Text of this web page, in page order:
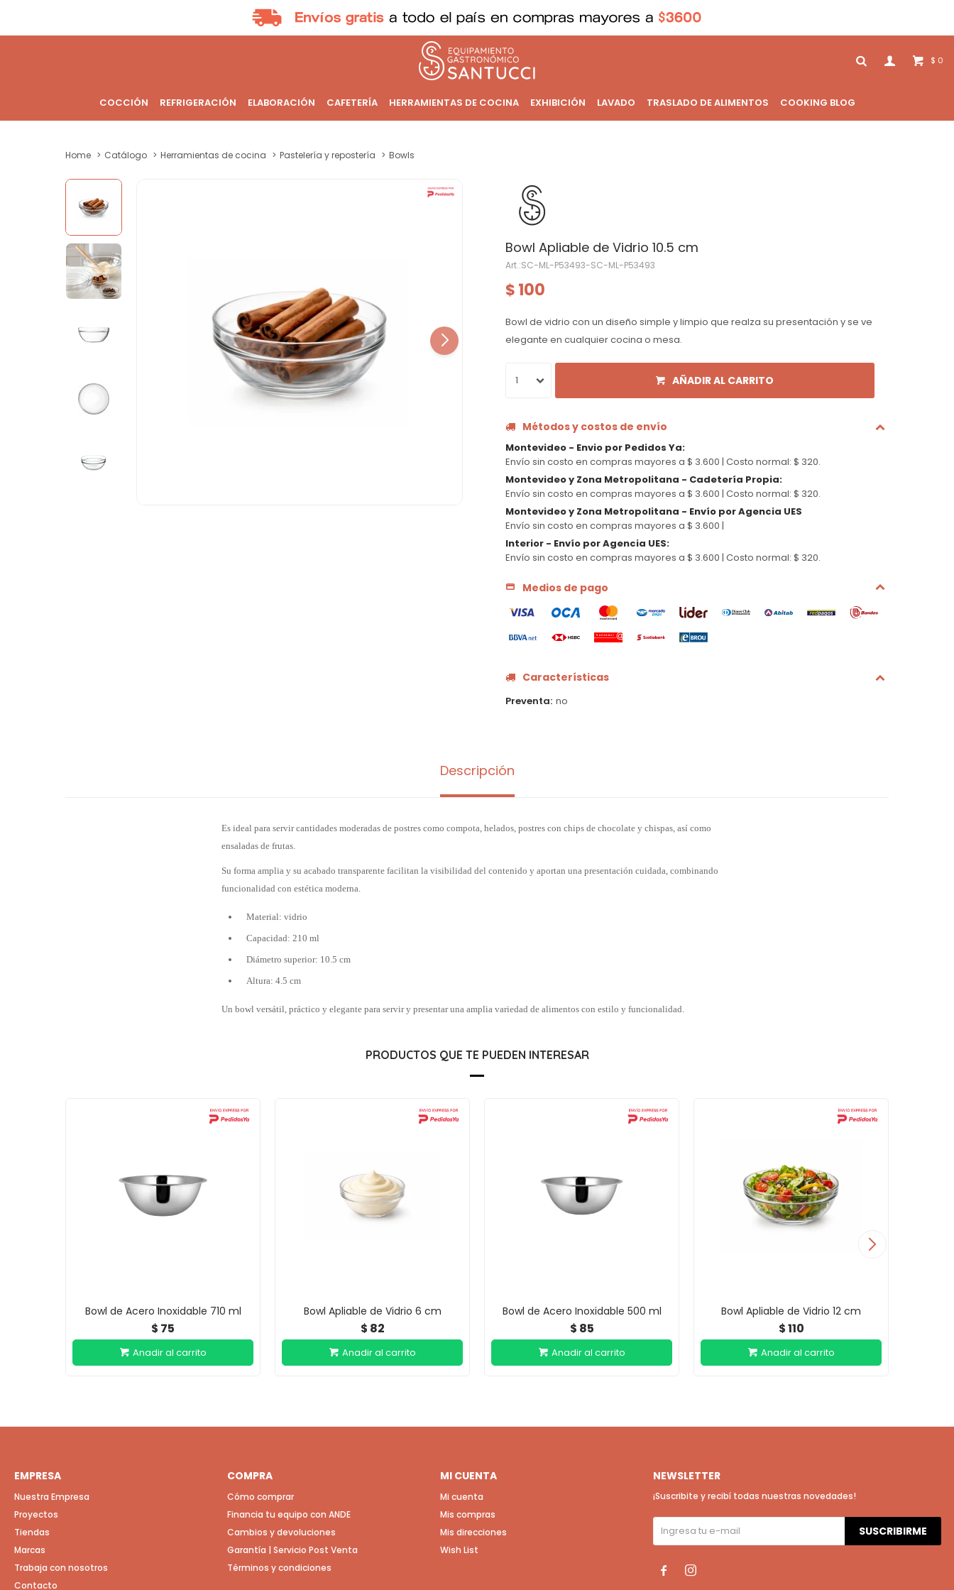
COCCIÓN REFRIGERACIÓN ELABORACIÓN CAFETERÍA HERRAMIENTAS DE COCINA EXHIBICIÓN LAVADO TRASLADO DE ALIMENTOS COOKING BLOG
$ 0
Home Catálogo Herramientas de cocina Pastelería y repostería Bowls
Bowl Apliable de Vidrio 10.5 cm
SC-ML-P53493-SC-ML-P53493
$ 100
Bowl de vidrio con un diseño simple y limpio que realza su presentación y se ve
elegante en cualquier cocina o mesa.
1 AÑADIR AL CARRITO
Métodos y costos de envío
Montevideo - Envio por Pedidos Ya:
Envío sin costo en compras mayores a $ 3.600 | Costo normal: $ 320.
Montevideo y Zona Metropolitana - Cadetería Propia:
Envío sin costo en compras mayores a $ 3.600 | Costo normal: $ 320.
Montevideo y Zona Metropolitana - Envío por Agencia UES
Envío sin costo en compras mayores a $ 3.600 |
Interior - Envío por Agencia UES:
Envío sin costo en compras mayores a $ 3.600 | Costo normal: $ 320.
Medios de pago
Características
Preventa no
Descripción
Es ideal para servir cantidades moderadas de postres como compota, helados, postres con chips de chocolate y chispas, así como
ensaladas de frutas.
Su forma amplia y su acabado transparente facilitan la visibilidad del contenido y aportan una presentación cuidada, combinando
funcionalidad con estética moderna.
Material: vidrio
Capacidad: 210 ml
Diámetro superior: 10.5 cm
Altura: 4.5 cm
Un bowl versátil, práctico y elegante para servir y presentar una amplia variedad de alimentos con estilo y funcionalidad.
PRODUCTOS QUE TE PUEDEN INTERESAR
Bowl de Acero Inoxidable 710 ml
$ 75
Bowl Apliable de Vidrio 6 cm
$ 82
Bowl de Acero Inoxidable 500 ml
$ 85
Bowl Apliable de Vidrio 12 cm
$110
EMPRESA
Nuestra Empresa
Proyectos
Tiendas
Marcas
Trabaja con nosotros
Contacto
COMPRA
Cómo comprar
Financia tu equipo con ANDE
Cambios y devoluciones
Garantía | Servicio Post Venta
Términos y condiciones
MI CUENTA
Mi cuenta
Mis compras
Mis direcciones
Wish List
NEWSLETTER
¡Suscribite y recibí todas nuestras novedades!
SUSCRIBIRME
 